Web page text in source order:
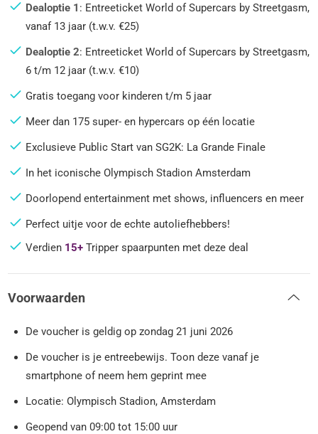
Dealoptie 1 : Entreeticket World of Supercars by Streetgasm,
vanaf 13 jaar (t.w.v. €25)
Dealoptie 2: Entreeticket World of Supercars by Streetgasm,
6 t/m 12 jaar (t.w.v. €10)
Gratis toegang voor kinderen t/m 5 jaar
Meer dan 175 super- en hypercars op één locatie
Exclusieve Public Start van SG2K: La Grande Finale
In het iconische Olympisch Stadion Amsterdam
Doorlopend entertainment met shows, influencers en meer
Perfect uitje voor de echte autoliefhebbers!
Verdien 15+ Tripper spaarpunten met deze deal
Voorwaarden
De voucher is geldig op zondag 21 juni 2026
De voucher is je entreebewijs. Toon deze vanaf je
smartphone of neem hem geprint mee
Locatie: Olympisch Stadion, Amsterdam
Geopend van 09:00 tot 15:00 uur